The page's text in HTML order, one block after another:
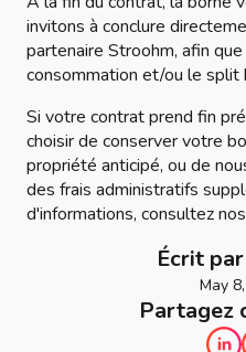
invitons à conclure
partenaire Stroohm, afin
consommation et/ou le split
Si votre contrat prend fin
choisir de conserver votre
propriété anticipé, ou de
des frais administratifs
d'informations, consultez nos
Écrit par
May
Partagez